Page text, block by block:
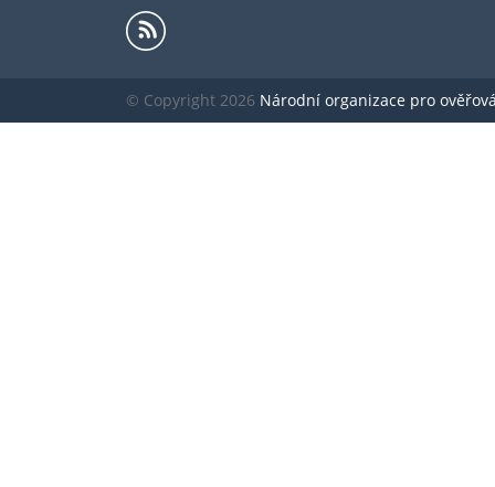
© Copyright 2026 Národní organizace pro